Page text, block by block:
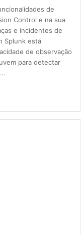
de
Control e na sua
e incidentes de
Splunk está
de observação
para detectar